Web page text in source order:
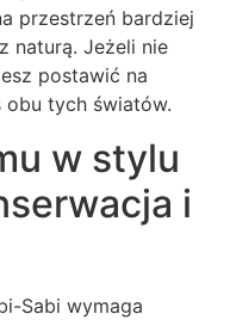
przestrzeń bardziej
naturą. Jeżeli nie
postawić na
tych światów.
w stylu
i
Sabi wymaga